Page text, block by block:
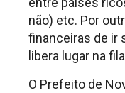
não) etc. Por
financeiras de ir
libera lugar na
O Prefeito de